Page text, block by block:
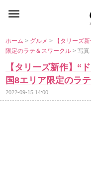
ホーム> グルメ>
【タリーズ
限定のラテ＆スワークル> 写真
【タリーズ新作】“
国8エリア限定のラ
2022-09-15 14:00